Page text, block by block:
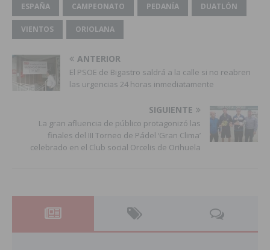
ESPAÑA CAMPEONATO PEDANÍA DUATLÓN
VIENTOS ORIOLANA
ANTERIOR
El PSOE de Bigastro saldrá a la calle si no reabren
las urgencias 24 horas inmediatamente
SIGUIENTE
La gran afluencia de público protagonizó las
finales del III Torneo de Pádel ‘Gran Clima’
celebrado en el Club social Orcelis de Orihuela